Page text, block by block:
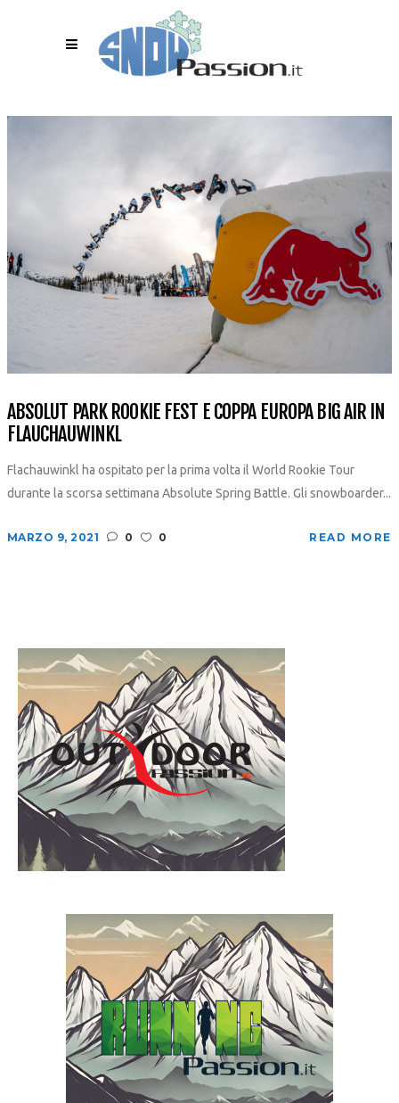
ABSOLUT PARK ROOKIE FEST E COPPA EUROPA BIG AIR IN
FLAUCHAUWINKL
Flachauwinkl ha ospitato per la prima volta il World Rookie Tour
durante la scorsa settimana Absolute Spring Battle. Gli snowboarder...
MARZO 9, 2021 0 0 READ MORE